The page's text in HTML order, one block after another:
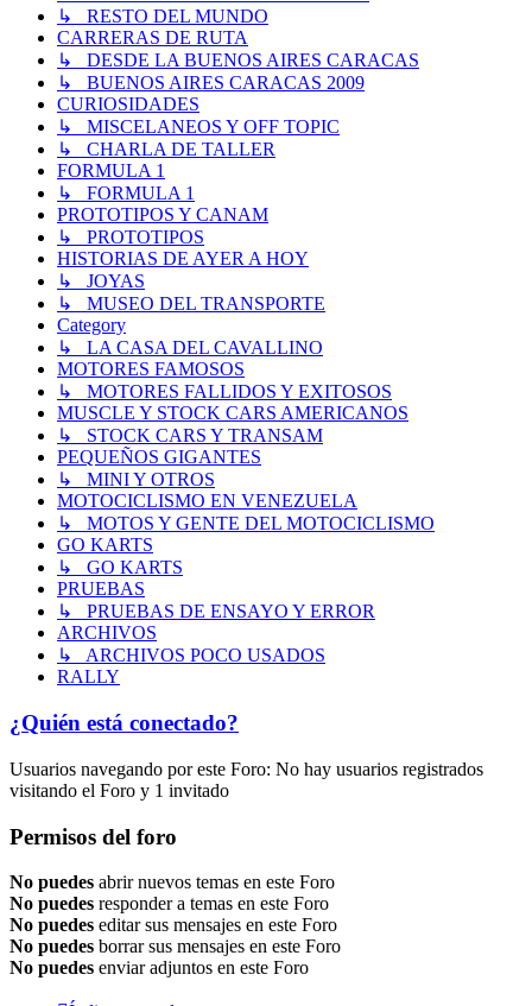
↳ RESTO DEL MUNDO
CARRERAS DE RUTA
↳ DESDE LA BUENOS AIRES CARACAS
↳ BUENOS AIRES CARACAS 2009
CURIOSIDADES
↳ MISCELANEOS Y OFF TOPIC
↳ CHARLA DE TALLER
FORMULA 1
↳ FORMULA 1
PROTOTIPOS Y CANAM
↳ PROTOTIPOS
HISTORIAS DE AYER A HOY
↳ JOYAS
↳ MUSEO DEL TRANSPORTE
Category
↳ LA CASA DEL CAVALLINO
MOTORES FAMOSOS
↳ MOTORES FALLIDOS Y EXITOSOS
MUSCLE Y STOCK CARS AMERICANOS
↳ STOCK CARS Y TRANSAM
PEQUEÑOS GIGANTES
↳ MINI Y OTROS
MOTOCICLISMO EN VENEZUELA
↳ MOTOS Y GENTE DEL MOTOCICLISMO
GO KARTS
↳ GO KARTS
PRUEBAS
↳ PRUEBAS DE ENSAYO Y ERROR
ARCHIVOS
↳ ARCHIVOS POCO USADOS
RALLY
¿Quién está conectado?
Usuarios navegando por este Foro: No hay usuarios registrados
visitando el Foro y 1 invitado
Permisos del foro
No puedes abrir nuevos temas en este Foro
No puedes responder a temas en este Foro
No puedes editar sus mensajes en este Foro
No puedes borrar sus mensajes en este Foro
No puedes enviar adjuntos en este Foro